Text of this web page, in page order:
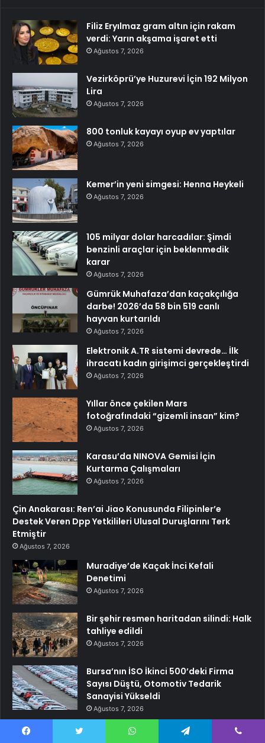
Filiz Eryılmaz gram altın için rakam
verdi: Yarın akşama işaret etti
Ağustos 7, 2026
Vezirköprü’ye Huzurevi İçin 192 Milyon
Lira
Ağustos 7, 2026
800 tonluk kayayı oyup ev yaptılar
Ağustos 7, 2026
Kemer’in yeni simgesi: Henna Heykeli
Ağustos 7, 2026
105 milyar dolar harcadılar: Şimdi
benzinli araçlar için beklenmedik
karar
Ağustos 7, 2026
Gümrük Muhafaza’dan kaçakçılığa
darbe! 2026’da 58 bin 519 canlı
hayvan kurtarıldı
Ağustos 7, 2026
Elektronik A.TR sistemi devrede… İlk
ihracatı kadın girişimci gerçekleştirdi
Ağustos 7, 2026
Yıllar önce çekilen Mars
fotoğrafındaki “gizemli insan” kim?
Ağustos 7, 2026
Karasu’da NINOVA Gemisi İçin
Kurtarma Çalışmaları
Ağustos 7, 2026
Çin Anakarası: Ren’ai Jiao Konusunda Filipinler’e
Destek Veren Dpp Yetkilileri Ulusal Duruşlarını Terk
Etmiştir
Ağustos 7, 2026
Muradiye’de Kaçak İnci Kefali
Denetimi
Ağustos 7, 2026
Bir şehir resmen haritadan silindi: Halk
tahliye edildi
Ağustos 7, 2026
Bursa’nın İSO İkinci 500’deki Firma
Sayısı Düştü, Otomotiv Tedarik
Sanayisi Yükseldi
Ağustos 7, 2026
İran Medyası: ABD Saldırılarının